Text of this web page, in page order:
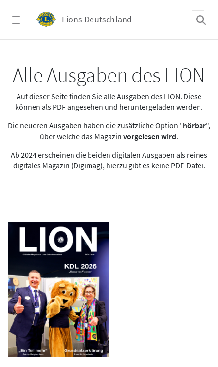
Lions Deutschland
Alle Ausgaben des LION
Auf dieser Seite finden Sie alle Ausgaben des LION. Diese
können als PDF angesehen und heruntergeladen werden.
Die neueren Ausgaben haben die zusätzliche Option "hörbar",
über welche das Magazin vorgelesen wird.
Ab 2024 erscheinen die beiden digitalen Ausgaben als reines
digitales Magazin (Digimag), hierzu gibt es keine PDF-Datei.